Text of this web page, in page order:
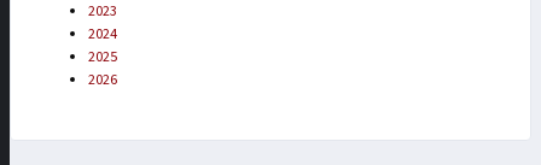
2023
2024
2025
2026